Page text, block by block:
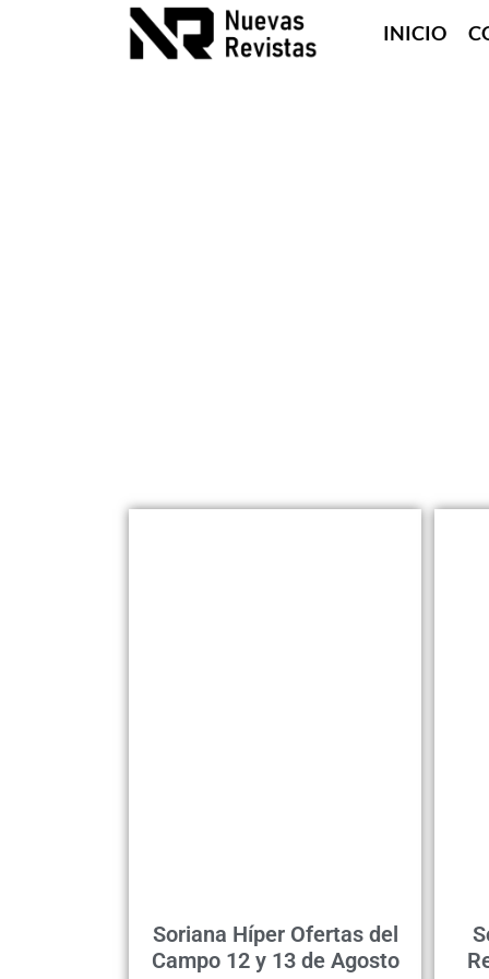
INICIO
Soriana Híper Ofertas del
Campo 12 y 13 de Agosto